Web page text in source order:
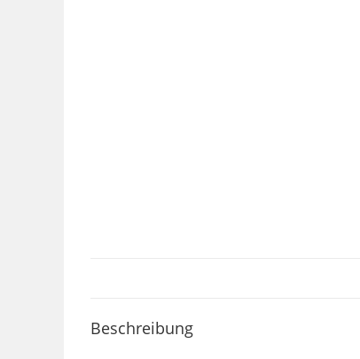
Beschreibung